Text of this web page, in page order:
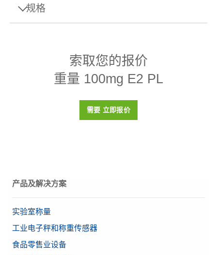
规格
线状
8000 (± 30) kg/m3
< 0.07
否
OIML等级
索取您的报价
重量 100mg E2 PL
需要 立即报价
产品及解决方案
实验室称量
工业电子秤和称重传感器
食品零售业设备